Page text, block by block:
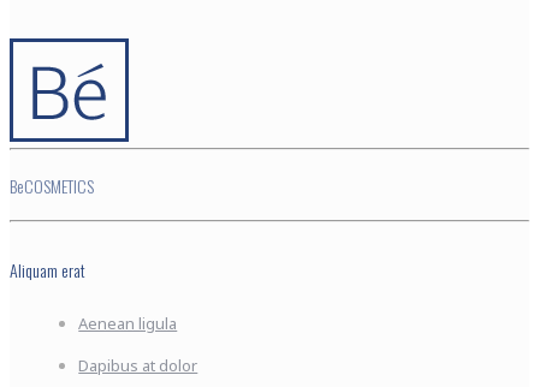
BeCOSMETICS
Aliquam erat
Aenean ligula
Dapibus at dolor